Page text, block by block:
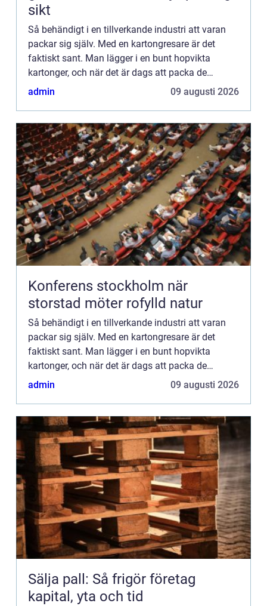
sikt
Så behändigt i en tillverkande industri att varan
packar sig själv. Med en kartongresare är det
faktiskt sant. Man lägger i en bunt hopvikta
kartonger, och när det är dags att packa de
färdiga produkterna gör kartongresaren jobbet.
admin 09 augusti 2026
Konferens stockholm när
storstad möter rofylld natur
Så behändigt i en tillverkande industri att varan
packar sig själv. Med en kartongresare är det
faktiskt sant. Man lägger i en bunt hopvikta
kartonger, och när det är dags att packa de
färdiga produkterna gör kartongresaren jobbet.
admin 09 augusti 2026
Sälja pall: Så frigör företag
kapital, yta och tid